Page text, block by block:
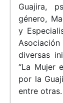
Guajira,
género,
y
diversas
“La Mujer
por la
entre otras.